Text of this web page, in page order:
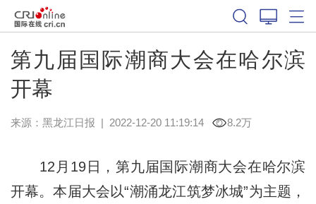
第九届国际潮商大会在哈尔滨
开幕
来源： 黑龙江日报 | 2022-12-20 11:19:14 8.2万
12月19日，第九届国际潮商大会在哈尔滨
开幕。本届大会以“潮涌龙江筑梦冰城”为主题，